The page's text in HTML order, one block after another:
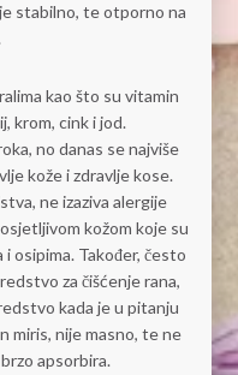
stabilno, te otporno na
kao što su vitamin
krom, cink i jod.
no danas se najviše
kože i zdravlje kose.
ne izaziva alergije
kožom koje su
osipima. Također, često
za čišćenje rana,
kada je u pitanju
miris, nije masno, te ne
apsorbira.